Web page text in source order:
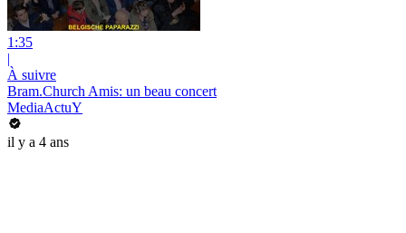
1:35
|
À suivre
Bram.Church Amis: un beau concert
MediaActuY
il y a 4 ans